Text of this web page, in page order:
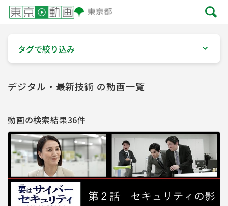
タグで絞り込み
デジタル・最新技術 の動画一覧
動画の検索結果36件